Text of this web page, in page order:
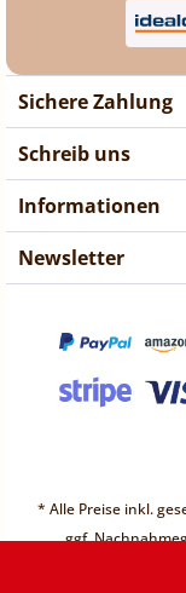
Sichere Zahlung
Schreib uns
Informationen
Newsletter
* Alle Preise inkl.
ggf.